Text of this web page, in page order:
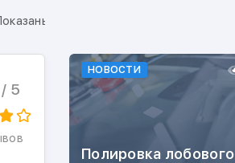
1-20
/ 5
НОВОСТИ
Полировка лобового